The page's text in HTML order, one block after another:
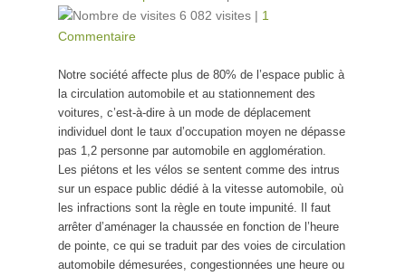
6 082 visites | 1
Commentaire
Notre société affecte plus de 80% de l’espace public à
la circulation automobile et au stationnement des
voitures, c’est-à-dire à un mode de déplacement
individuel dont le taux d’occupation moyen ne dépasse
pas 1,2 personne par automobile en agglomération.
Les piétons et les vélos se sentent comme des intrus
sur un espace public dédié à la vitesse automobile, où
les infractions sont la règle en toute impunité. Il faut
arrêter d’aménager la chaussée en fonction de l’heure
de pointe, ce qui se traduit par des voies de circulation
automobile démesurées, congestionnées une heure ou